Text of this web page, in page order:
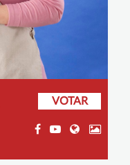
VOTAR